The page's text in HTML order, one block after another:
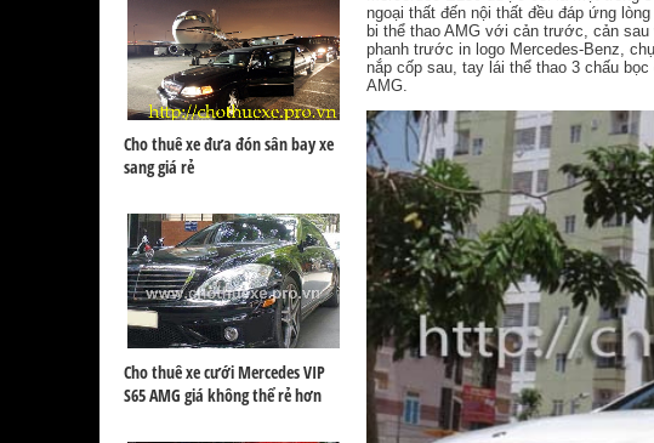
Cho thuê xe đưa đón sân bay xe
sang giá rẻ
Cho thuê xe cưới Mercedes VIP
S65 AMG giá không thể rẻ hơn
ngoại thất đến nội thất đều đáp ứng
bi thể thao AMG với cản trước, cản
phanh trước in logo Mercedes-Benz,
nắp cốp sau, tay lái thể thao 3 chấu
AMG.